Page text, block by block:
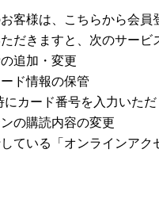
客様は、こちらから会員
だきますと、次のサービ
追加・変更
ド情報の保管
カード番号を入力いた
の購読内容の変更
している「オンラインア